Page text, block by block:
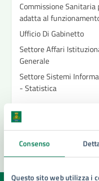
Consenso
Questo sito web utilizza i
Commissione
adatta al
Ufficio Di Gabinetto
Settore Affari
Generale
Settore Sistemi
- Statistica
Vedi altri 5